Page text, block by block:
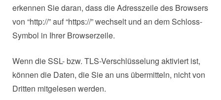
erkennen Sie daran, dass die Adresszeile des Browsers
von “http://” auf “https://” wechselt und an dem Schloss-
Symbol in Ihrer Browserzeile.
Wenn die SSL- bzw. TLS-Verschlüsselung aktiviert ist,
können die Daten, die Sie an uns übermitteln, nicht von
Dritten mitgelesen werden.